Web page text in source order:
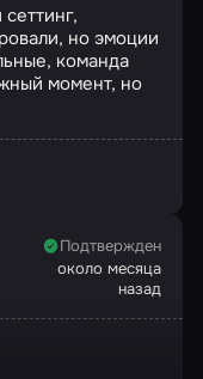
но эмоции
команда
момент, но
Подтвержден
около месяца
назад